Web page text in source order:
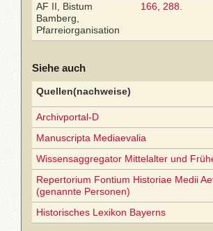
AF II, Bistum
Bamberg,
Pfarreiorganisation
166 288
Siehe auch
Quellen(nachweise)
Archivportal-D
Manuscripta Mediaevalia
Wissensaggregator Mittelalter und
Repertorium Fontium Historiae Medii
(genannte Personen)
Historisches Lexikon Bayerns